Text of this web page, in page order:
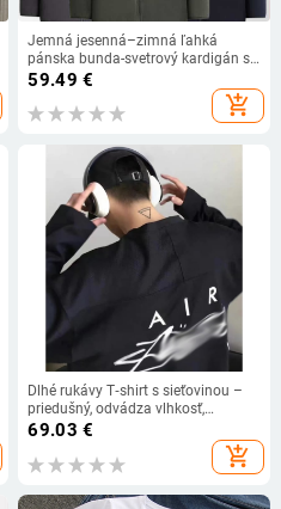
Jemná jesenná–zimná ľahká
pánska bunda-svetrový kardigán so
zipsom a bočným vreckami,
obchodný casual štýl
59.49 €
add_shopping_cart
Dlhé rukávy T‑shirt s sieťovinou –
priedušný, odvádza vlhkosť,
rýchloschnúci, UV ochrana, voľný
69.03 €
add_shopping_cart